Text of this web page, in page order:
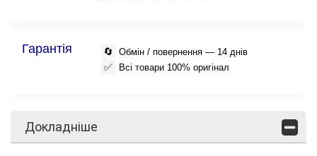
Гарантія 🔄 Обмін / повернення — 14 днів
✅ Всі товари 100% оригінал
Докладніше